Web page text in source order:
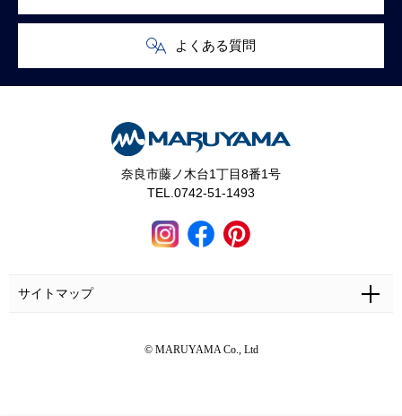
よくある質問
奈良市藤ノ木台1丁目8番1号
TEL.0742-51-1493
サイトマップ
© MARUYAMA Co., Ltd